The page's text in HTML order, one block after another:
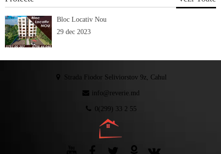
Bloc Locativ Nou
29 dec 2023
Strada Fiodor Seliviorstov 9z, Cahul
info@reverie.md
0(299) 33 2 55